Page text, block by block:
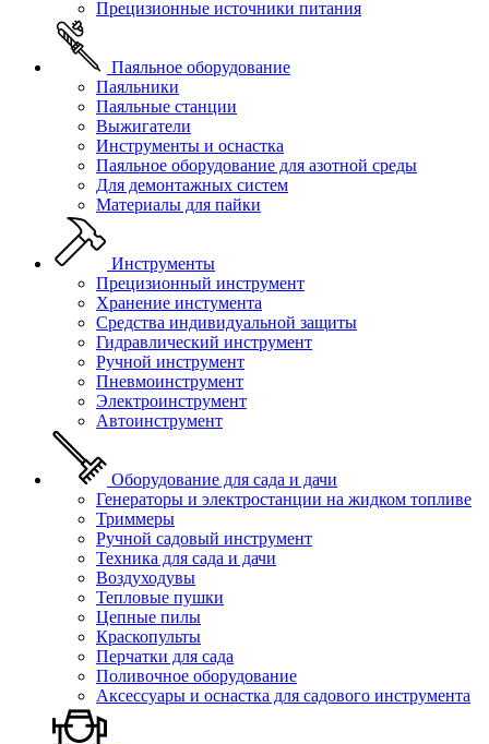
Прецизионные источники питания
Паяльное оборудование
Паяльники
Паяльные станции
Выжигатели
Инструменты и оснастка
Паяльное оборудование для азотной среды
Для демонтажных систем
Материалы для пайки
Инструменты
Прецизионный инструмент
Хранение инстумента
Средства индивидуальной защиты
Гидравлический инструмент
Ручной инструмент
Пневмоинструмент
Электроинструмент
Автоинструмент
Оборудование для сада и дачи
Генераторы и электростанции на жидком топливе
Триммеры
Ручной садовый инструмент
Техника для сада и дачи
Воздуходувы
Тепловые пушки
Цепные пилы
Краскопульты
Перчатки для сада
Поливочное оборудование
Аксессуары и оснастка для садового инструмента